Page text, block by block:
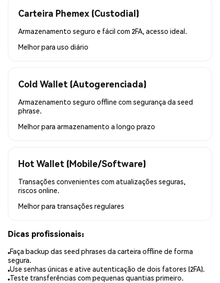
Carteira Phemex (Custodial)
Armazenamento seguro e fácil com 2FA, acesso ideal.
Melhor para uso diário
Cold Wallet (Autogerenciada)
Armazenamento seguro offline com segurança da seed
phrase.
Melhor para armazenamento a longo prazo
Hot Wallet (Mobile/Software)
Transações convenientes com atualizações seguras,
riscos online.
Melhor para transações regulares
Dicas profissionais:
Faça backup das seed phrases da carteira offline de forma
segura.
Use senhas únicas e ative autenticação de dois fatores (2FA).
Teste transferências com pequenas quantias primeiro.